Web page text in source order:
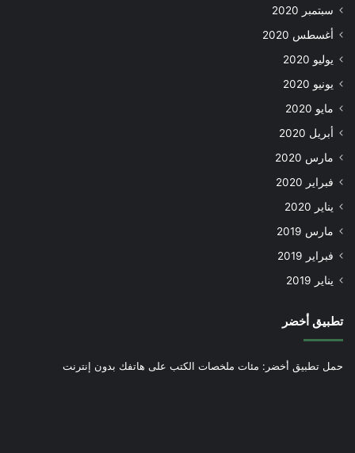
سبتمبر 2020
أغسطس 2020
يوليو 2020
يونيو 2020
مايو 2020
أبريل 2020
مارس 2020
فبراير 2020
يناير 2020
مارس 2019
فبراير 2019
يناير 2019
تطبيق أخضر
حمل تطبيق أخضر: مئات ملخصات الكتب على هاتفك بدون إنترنت